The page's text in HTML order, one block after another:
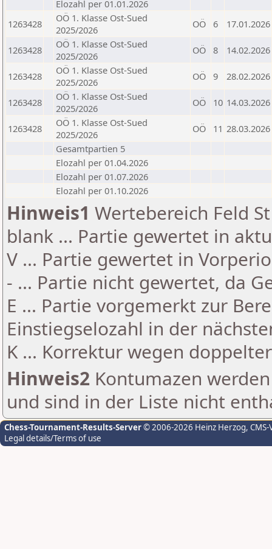
Elozahl per 01.01.2026
1263428
OÖ 1. Klasse Ost-Sued
2025/2026
OÖ 6 17.01.2026
1263428
OÖ 1. Klasse Ost-Sued
2025/2026
OÖ 8 14.02.2026
1263428
OÖ 1. Klasse Ost-Sued
2025/2026
OÖ 9 28.02.2026
1263428
OÖ 1. Klasse Ost-Sued
2025/2026
OÖ 10 14.03.2026
1263428
OÖ 1. Klasse Ost-Sued
2025/2026
OÖ 11 28.03.2026
Gesamtpartien 5
Elozahl per 01.04.2026
Elozahl per 01.07.2026
Elozahl per 01.10.2026
Hinweis1 Wertebereich Feld
blank ... Partie gewertet in
V ... Partie gewertet in
- ... Partie nicht gewertet, da
E ... Partie vorgemerkt zur
Einstiegselozahl in der
K ... Korrektur wegen
Hinweis2 Kontumazen
und sind in der Liste nicht
Chess-Tournament-Results-Server© 2006-2026 Heinz Herzog,
Legal details/Terms of use